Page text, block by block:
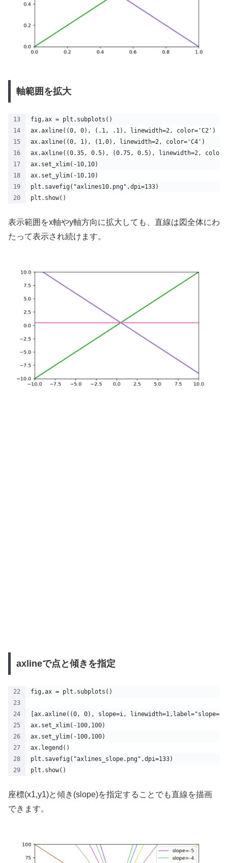
軸範囲を拡大
fig,ax = plt.subplots()
ax.axline((0, 0), (.1, .1), linewidth=2, color='C2')
ax.axline((0, 1), (1,0), linewidth=2, color='C4')
ax.axline((0.35, 0.5), (0.75, 0.5), linewidth=2,
ax.set_xlim(-10,10)
ax.set_ylim(-10,10)
plt.savefig("axlines10.png",dpi=133)
plt.show()
表示範囲をx軸やy軸方向に拡大しても、直線は図全体にわ
たって表示され続けます。
axlineで点と傾きを指定
fig,ax = plt.subplots()
[ax.axline((0, 0), slope=i,
ax.set_xlim(-100,100)
ax.set_ylim(-100,100)
ax.legend()
plt.savefig("axlines_slope.png",dpi=133)
plt.show()
座標(x1,y1)と傾き(slope)を指定することでも直線を描画
できます。